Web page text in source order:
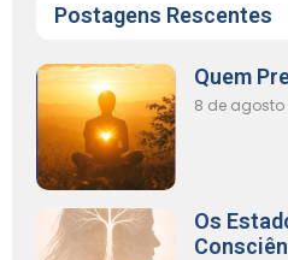
Postagens Rescentes
Quem
8 de agosto
Os